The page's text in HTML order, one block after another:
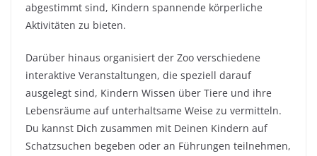
abgestimmt sind, Kindern spannende körperliche
Aktivitäten zu bieten.
Darüber hinaus organisiert der Zoo verschiedene
interaktive Veranstaltungen, die speziell darauf
ausgelegt sind, Kindern Wissen über Tiere und ihre
Lebensräume auf unterhaltsame Weise zu vermitteln.
Du kannst Dich zusammen mit Deinen Kindern auf
Schatzsuchen begeben oder an Führungen teilnehmen,